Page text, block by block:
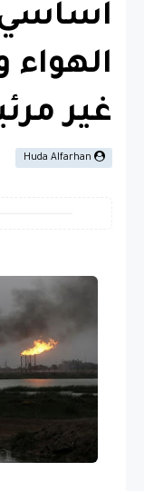
الهواء
غير
Huda Alfarhan